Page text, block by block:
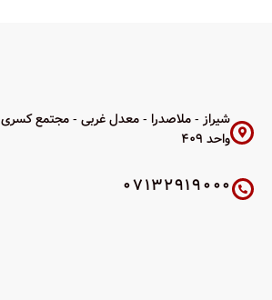
شیراز - ملاصدرا - معدل غربی - مجتمع کسری
واحد 409
07132919000